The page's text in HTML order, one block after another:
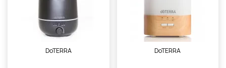
DoTERRA DoTERRA